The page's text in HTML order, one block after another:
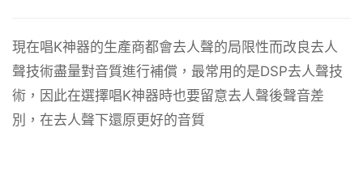
現在唱K神器的生產商都會去人聲的局限性而改良去人
聲技術盡量對音質進行補償，最常用的是DSP去人聲技
術，因此在選擇唱K神器時也要留意去人聲後聲音差
別，在去人聲下還原更好的音質